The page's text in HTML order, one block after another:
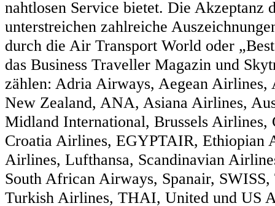
nahtlosen Service bietet. Die Akzeptanz
unterstreichen zahlreiche
durch die Air Transport World oder
das Business Traveller Magazin und
zählen: Adria Airways, Aegean
New Zealand, ANA, Asiana Airlines,
Midland International, Brussels Airlines,
Croatia Airlines, EGYPTAIR, Ethiopian
Airlines, Lufthansa, Scandinavian
South African Airways, Spanair,
Turkish Airlines, THAI, United und US